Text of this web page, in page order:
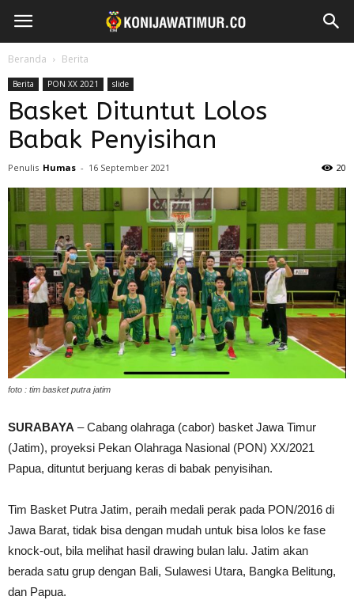
Beranda Berita
Berita PON XX 2021 slide
Basket Dituntut Lolos
Babak Penyisihan
Penulis Humas - 16 September 2021 20
foto : tim basket putra jatim
SURABAYA – Cabang olahraga (cabor) basket Jawa Timur
(Jatim), proyeksi Pekan Olahraga Nasional (PON) XX/2021
Papua, dituntut berjuang keras di babak penyisihan.
Tim Basket Putra Jatim, peraih medali perak pada PON/2016 di
Jawa Barat, tidak bisa dengan mudah untuk bisa lolos ke fase
knock-out, bila melihat hasil drawing bulan lalu. Jatim akan
berada satu grup dengan Bali, Sulawesi Utara, Bangka Belitung,
dan Papua.